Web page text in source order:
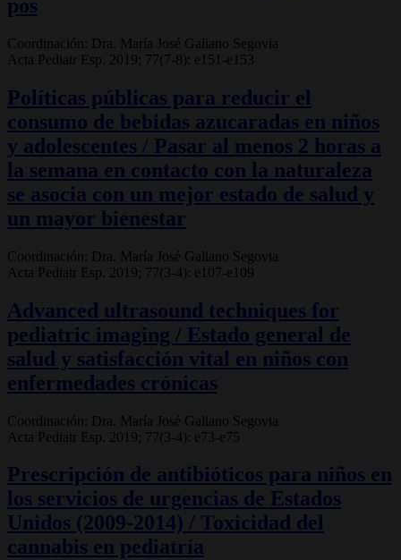
pos
Coordinación: Dra. María José Galiano Segovia
Acta Pediatr Esp. 2019; 77(7-8): e151-e153
Políticas públicas para reducir el
consumo de bebidas azucaradas en niños
y adolescentes / Pasar al menos 2 horas a
la semana en contacto con la naturaleza
se asocia con un mejor estado de salud y
un mayor bienestar
Coordinación: Dra. María José Galiano Segovia
Acta Pediatr Esp. 2019; 77(3-4): e107-e109
Advanced ultrasound techniques for
pediatric imaging / Estado general de
salud y satisfacción vital en niños con
enfermedades crónicas
Coordinación: Dra. María José Galiano Segovia
Acta Pediatr Esp. 2019; 77(3-4): e73-e75
Prescripción de antibióticos para niños en
los servicios de urgencias de Estados
Unidos (2009-2014) / Toxicidad del
cannabis en pediatría